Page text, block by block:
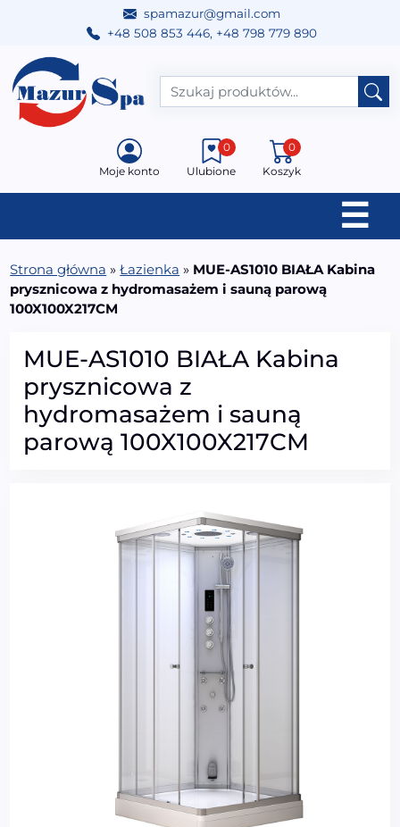
spamazur@gmail.com
+48 508 853 446, +48 798 779 890
Przejdź do treści
Main Navigation
Moje konto Ulubione
0
Koszyk
0
☰
Strona główna »Łazienka » MUE-AS1010 BIAŁA Kabina
prysznicowa z hydromasażem i sauną parową
100X100X217CM
MUE-AS1010 BIAŁA Kabina
prysznicowa z
hydromasażem i sauną
parową 100X100X217CM